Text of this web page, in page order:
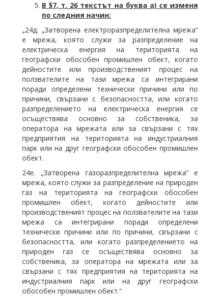
В §7, т. 26 текстът на буква а) се изменя
по следния начин:
„24д. „Затворена електроразпределителна мрежа“
е мрежа, която служи за разпределение на
електрическа енергия на територията на
географски обособен промишлен обект, когато
дейностите или производственият процес на
ползвателите на тази мрежа са интегрирани
поради определени технически причини или по
причини, свързани с безопасността, или когато
разпределението на електрическа енергия се
осъществява основно за собственика, за
оператора на мрежата или за свързани с тях
предприятия на територията на индустриалния
парк или на друг географски обособен промишлен
обект.
24е. „Затворена газоразпределителна мрежа“ е
мрежа, която служи за разпределение на природен
газ на територията на географски обособен
промишлен обект, когато дейностите или
производственият процес на ползвателите на тази
мрежа са интегрирани поради определени
технически причини или по причини, свързани с
безопасността, или когато разпределението на
природен газ се осъществява основно за
собственика, за оператора на мрежата или за
свързани с тях предприятия на територията на
индустриалния парк или на друг географски
обособен промишлен обект.“